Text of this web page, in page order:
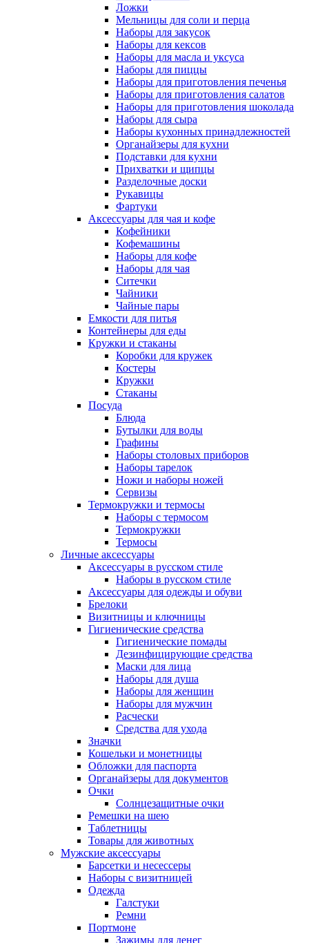
Ложки
Мельницы для соли и перца
Наборы для закусок
Наборы для кексов
Наборы для масла и уксуса
Наборы для пиццы
Наборы для приготовления печенья
Наборы для приготовления салатов
Наборы для приготовления шоколада
Наборы для сыра
Наборы кухонных принадлежностей
Органайзеры для кухни
Подставки для кухни
Прихватки и щипцы
Разделочные доски
Рукавицы
Фартуки
Аксессуары для чая и кофе
Кофейники
Кофемашины
Наборы для кофе
Наборы для чая
Ситечки
Чайники
Чайные пары
Емкости для питья
Контейнеры для еды
Кружки и стаканы
Коробки для кружек
Костеры
Кружки
Стаканы
Посуда
Блюда
Бутылки для воды
Графины
Наборы столовых приборов
Наборы тарелок
Ножи и наборы ножей
Сервизы
Термокружки и термосы
Наборы с термосом
Термокружки
Термосы
Личные аксессуары
Аксессуары в русском стиле
Наборы в русском стиле
Аксессуары для одежды и обуви
Брелоки
Визитницы и ключницы
Гигиенические средства
Гигиенические помады
Дезинфицирующие средства
Маски для лица
Наборы для душа
Наборы для женщин
Наборы для мужчин
Расчески
Средства для ухода
Значки
Кошельки и монетницы
Обложки для паспорта
Органайзеры для документов
Очки
Солнцезащитные очки
Ремешки на шею
Таблетницы
Товары для животных
Мужские аксессуары
Барсетки и несессеры
Наборы с визитницей
Одежда
Галстуки
Ремни
Портмоне
Зажимы для денег